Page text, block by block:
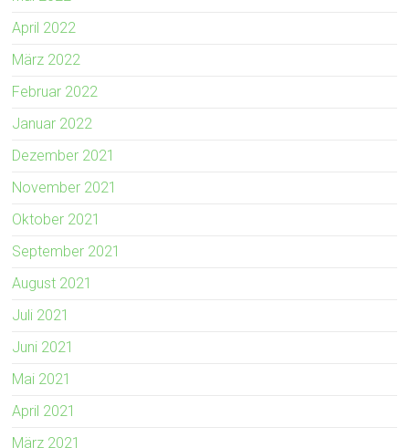
April 2022
März 2022
Februar 2022
Januar 2022
Dezember 2021
November 2021
Oktober 2021
September 2021
August 2021
Juli 2021
Juni 2021
Mai 2021
April 2021
März 2021